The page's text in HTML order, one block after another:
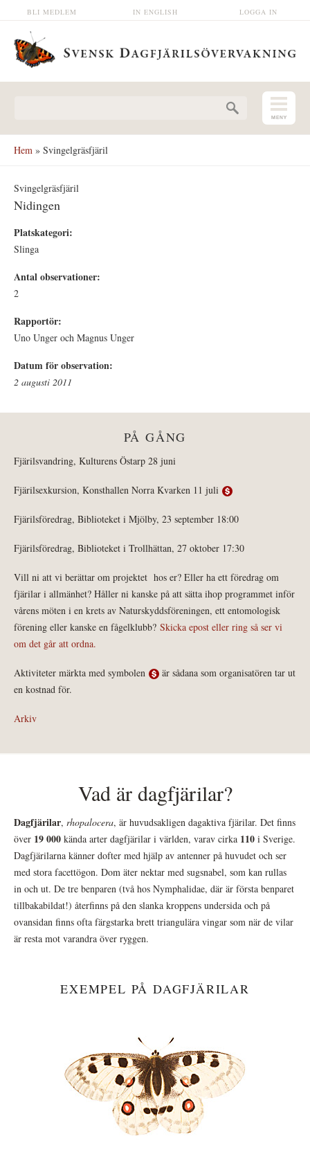
Hoppa till huvudinnehåll LOGGA IN
IN ENGLISH
BLI MEDLEM
Hem » Svingelgräsfjäril
Svingelgräsfjäril
Nidingen
Platskategori:
Slinga
Antal observationer:
2
Rapportör:
Uno Unger och Magnus Unger
Datum för observation:
2 augusti 2011
PÅ GÅNG
Fjärilsvandring, Kulturens Östarp 28 juni
Fjärilsexkursion, Konsthallen Norra Kvarken 11 juli
Fjärilsföredrag, Biblioteket i Mjölby, 23 september 18:00
Fjärilsföredrag, Biblioteket i Trollhättan, 27 oktober 17:30
Vill ni att vi berättar om projektet hos er? Eller ha ett föredrag om
fjärilar i allmänhet? Håller ni kanske på att sätta ihop programmet inför
vårens möten i en krets av Naturskyddsföreningen, ett entomologisk
förening eller kanske en fågelklubb? Skicka epost eller ring så ser vi
om det går att ordna.
Aktiviteter märkta med symbolen
är sådana som organisatören tar ut
en kostnad för.
Arkiv
Vad är dagfjärilar?
Dagfjärilar, rhopalocera, är huvudsakligen dagaktiva fjärilar. Det finns
över 19 000 kända arter dagfjärilar i världen, varav cirka 110 i Sverige.
Dagfjärilarna känner dofter med hjälp av antenner på huvudet och ser
med stora facettögon. Dom äter nektar med sugsnabel, som kan rullas
in och ut. De tre benparen (två hos Nymphalidae, där är första benparet
tillbakabildat!) återfinns på den slanka kroppens undersida och på
ovansidan finns ofta färgstarka brett triangulära vingar som när de vilar
är resta mot varandra över ryggen.
EXEMPEL PÅ DAGFJÄRILAR